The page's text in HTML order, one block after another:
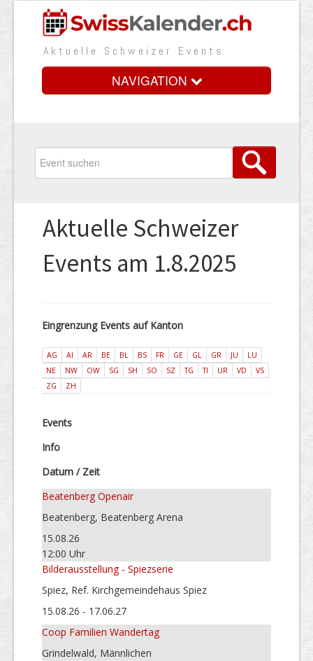
Aktuelle Schweizer Events
NAVIGATION
Vorteile
Medienbooster
Event erfassen
Aktuelle Schweizer
Events am 1.8.2025
Eingrenzung Events auf Kanton
AG AI AR BE BL BS FR GE GL GR JU
LU
NE
NW OW SG SH SO SZ TG TI UR VD
VS
ZG
ZH
Events
Info
Datum / Zeit
Beatenberg Openair
Beatenberg, Beatenberg Arena
15.08.26
12:00 Uhr
Bilderausstellung - Spiezserie
Spiez, Ref. Kirchgemeindehaus Spiez
15.08.26 - 17.06.27
Coop Familien Wandertag
Grindelwald, Männlichen